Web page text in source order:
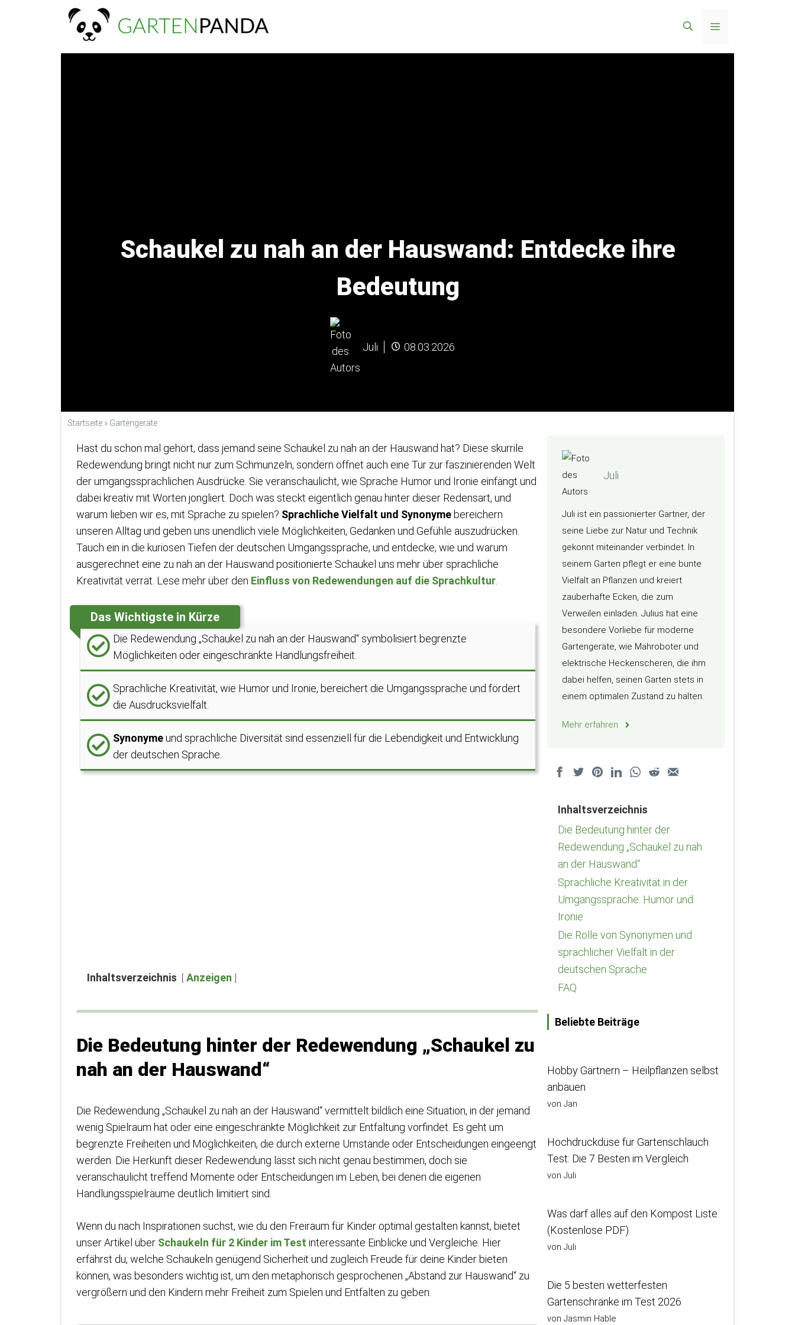
Menü
Schaukel zu nah an der Hauswand: Entdecke ihre
Bedeutung
Juli 08.03.2026
Startseite » Gartengeräte
Hast du schon mal gehört, dass jemand seine Schaukel zu nah an der Hauswand hat? Diese skurrile
Redewendung bringt nicht nur zum Schmunzeln, sondern öffnet auch eine Tür zur faszinierenden Welt
der umgangssprachlichen Ausdrücke. Sie veranschaulicht, wie Sprache Humor und Ironie einfängt und
dabei kreativ mit Worten jongliert. Doch was steckt eigentlich genau hinter dieser Redensart, und
warum lieben wir es, mit Sprache zu spielen? Sprachliche Vielfalt und Synonyme bereichern
unseren Alltag und geben uns unendlich viele Möglichkeiten, Gedanken und Gefühle auszudrücken.
Tauch ein in die kuriosen Tiefen der deutschen Umgangssprache, und entdecke, wie und warum
ausgerechnet eine zu nah an der Hauswand positionierte Schaukel uns mehr über sprachliche
Kreativität verrät. Lese mehr über den Einfluss von Redewendungen auf die Sprachkultur
Das Wichtigste in Kürze
Die Redewendung „Schaukel zu nah an der Hauswand“ symbolisiert begrenzte
Möglichkeiten oder eingeschränkte Handlungsfreiheit.
Sprachliche Kreativität, wie Humor und Ironie, bereichert die Umgangssprache und fördert
die Ausdrucksvielfalt.
Synonymeund sprachliche Diversität sind essenziell für die Lebendigkeit und Entwicklung
der deutschen Sprache.
Inhaltsverzeichnis Anzeigen
Die Bedeutung hinter der Redewendung „Schaukel zu
nah an der Hauswand“
Die Redewendung „Schaukel zu nah an der Hauswand“ vermittelt bildlich eine Situation, in der jemand
wenig Spielraum hat oder eine eingeschränkte Möglichkeit zur Entfaltung vorfindet. Es geht um
begrenzte Freiheiten und Möglichkeiten, die durch externe Umstände oder Entscheidungen eingeengt
werden. Die Herkunft dieser Redewendung lässt sich nicht genau bestimmen, doch sie
veranschaulicht treffend Momente oder Entscheidungen im Leben, bei denen die eigenen
Handlungsspielräume deutlich limitiert sind.
Wenn du nach Inspirationen suchst, wie du den Freiraum für Kinder optimal gestalten kannst, bietet
unser Artikel über Schaukeln für 2 Kinder im Test interessante Einblicke und Vergleiche. Hier
erfährst du, welche Schaukeln genügend Sicherheit und zugleich Freude für deine Kinder bieten
können, was besonders wichtig ist, um den metaphorisch gesprochenen „Abstand zur Hauswand“ zu
vergrößern und den Kindern mehr Freiheit zum Spielen und Entfalten zu geben.
Juli
Juli ist ein passionierter Gärtner, der
seine Liebe zur Natur und Technik
gekonnt miteinander verbindet. In
seinem Garten pflegt er eine bunte
Vielfalt an Pflanzen und kreiert
zauberhafte Ecken, die zum
Verweilen einladen. Julius hat eine
besondere Vorliebe für moderne
Gartengeräte, wie Mähroboter und
elektrische Heckenscheren, die ihm
dabei helfen, seinen Garten stets in
einem optimalen Zustand zu halten.
Mehr erfahren
Inhaltsverzeichnis
Die Bedeutung hinter der
Redewendung „Schaukel zu nah
an der Hauswand“
Sprachliche Kreativität in der
Umgangssprache: Humor und
Ironie
Die Rolle von Synonymen und
sprachlicher Vielfalt in der
deutschen Sprache
FAQ
Beliebte Beiträge
Hobby Gärtnern – Heilpflanzen selbst
anbauen
von Jan
Hochdruckdüse für Gartenschlauch
Test: Die 7 Besten im Vergleich
von Juli
Was darf alles auf den Kompost Liste
(Kostenlose PDF)
von Juli
Die 5 besten wetterfesten
Gartenschränke im Test 2026
von Jasmin Hable